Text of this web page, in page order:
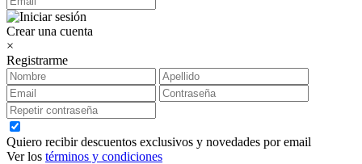
Crear una cuenta
×
Registrarme
Quiero recibir descuentos exclusivos y novedades por email
Ver los términos y condiciones